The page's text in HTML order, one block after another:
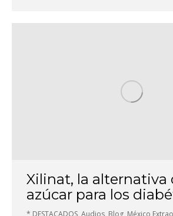
Xilinat, la alternativa
azúcar para los
* DESTACADOS, Audios, Blog, México